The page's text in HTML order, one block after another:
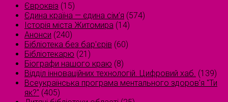
Євроквіз (15)
Єдина країна — єдина сім’я (574)
Історія міста Житомира (14)
Анонси (240)
Бібліотека без бар'єрів (60)
Бібліотекарю (21)
Біографи нашого краю (8)
Відділ інноваційних технологій. Цифровий хаб. (139)
Всеукраїнська програма ментального здоров'я "Ти
як?" (405)